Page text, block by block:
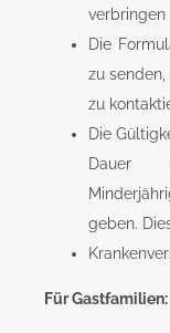
verbringen
Die
zu
zu
Die
Dauer
geben.
Für Gastfamilien: